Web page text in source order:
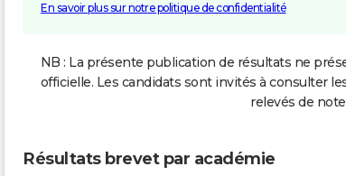
En savoir plus sur notre politique de confidentialité
NB : La présente publication de résultats ne
officielle. Les candidats sont invités à consulter
relevés de
Résultats brevet par académie